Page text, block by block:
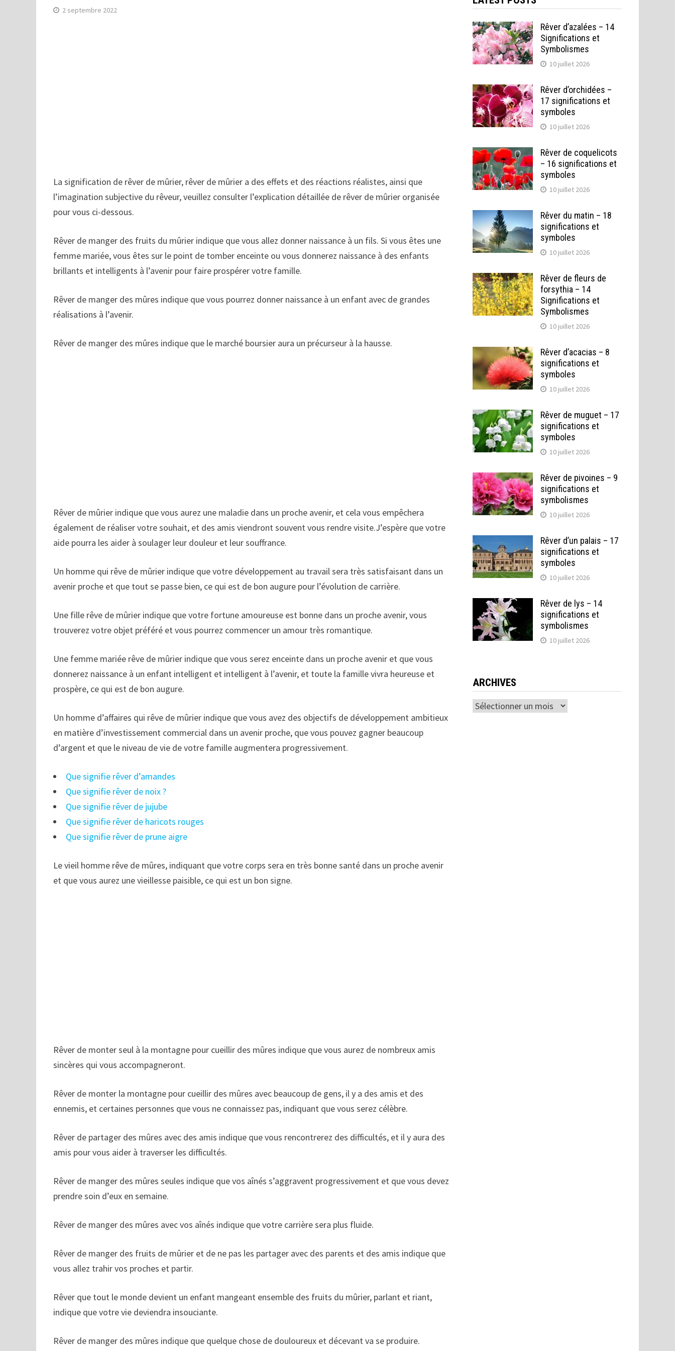
2 septembre 2022
La signification de rêver de mûrier, rêver de mûrier a des effets et des réactions réalistes, ainsi que
l’imagination subjective du rêveur, veuillez consulter l’explication détaillée de rêver de mûrier organisée
pour vous ci-dessous.
Rêver de manger des fruits du mûrier indique que vous allez donner naissance à un fils. Si vous êtes une
femme mariée, vous êtes sur le point de tomber enceinte ou vous donnerez naissance à des enfants
brillants et intelligents à l’avenir pour faire prospérer votre famille.
Rêver de manger des mûres indique que vous pourrez donner naissance à un enfant avec de grandes
réalisations à l’avenir.
Rêver de manger des mûres indique que le marché boursier aura un précurseur à la hausse.
Rêver de mûrier indique que vous aurez une maladie dans un proche avenir, et cela vous empêchera
également de réaliser votre souhait, et des amis viendront souvent vous rendre visite.J’espère que votre
aide pourra les aider à soulager leur douleur et leur souffrance.
Un homme qui rêve de mûrier indique que votre développement au travail sera très satisfaisant dans un
avenir proche et que tout se passe bien, ce qui est de bon augure pour l’évolution de carrière.
Une fille rêve de mûrier indique que votre fortune amoureuse est bonne dans un proche avenir, vous
trouverez votre objet préféré et vous pourrez commencer un amour très romantique.
Une femme mariée rêve de mûrier indique que vous serez enceinte dans un proche avenir et que vous
donnerez naissance à un enfant intelligent et intelligent à l’avenir, et toute la famille vivra heureuse et
prospère, ce qui est de bon augure.
Un homme d’affaires qui rêve de mûrier indique que vous avez des objectifs de développement ambitieux
en matière d’investissement commercial dans un avenir proche, que vous pouvez gagner beaucoup
d’argent et que le niveau de vie de votre famille augmentera progressivement.
Que signifie rêver d’amandes
Que signifie rêver de noix ?
Que signifie rêver de jujube
Que signifie rêver de haricots rouges
Que signifie rêver de prune aigre
Le vieil homme rêve de mûres, indiquant que votre corps sera en très bonne santé dans un proche avenir
et que vous aurez une vieillesse paisible, ce qui est un bon signe.
Rêver de monter seul à la montagne pour cueillir des mûres indique que vous aurez de nombreux amis
sincères qui vous accompagneront.
Rêver de monter la montagne pour cueillir des mûres avec beaucoup de gens, il y a des amis et des
ennemis, et certaines personnes que vous ne connaissez pas, indiquant que vous serez célèbre.
Rêver de partager des mûres avec des amis indique que vous rencontrerez des difficultés, et il y aura des
amis pour vous aider à traverser les difficultés.
Rêver de manger des mûres seules indique que vos aînés s’aggravent progressivement et que vous devez
prendre soin d’eux en semaine.
Rêver de manger des mûres avec vos aînés indique que votre carrière sera plus fluide.
Rêver de manger des fruits de mûrier et de ne pas les partager avec des parents et des amis indique que
vous allez trahir vos proches et partir.
Rêver que tout le monde devient un enfant mangeant ensemble des fruits du mûrier, parlant et riant,
indique que votre vie deviendra insouciante.
Rêver de manger des mûres indique que quelque chose de douloureux et décevant va se produire.
Rêver d’azalées – 14
Significations et
Symbolismes
10 juillet 2026
Rêver d’orchidées –
17 significations et
symboles
10 juillet 2026
Rêver de coquelicots
– 16 significations et
symboles
10 juillet 2026
Rêver du matin – 18
significations et
symboles
10 juillet 2026
Rêver de fleurs de
forsythia – 14
Significations et
Symbolismes
10 juillet 2026
Rêver d’acacias – 8
significations et
symboles
10 juillet 2026
Rêver de muguet – 17
significations et
symboles
10 juillet 2026
Rêver de pivoines – 9
significations et
symbolismes
10 juillet 2026
Rêver d’un palais – 17
significations et
symboles
10 juillet 2026
Rêver de lys – 14
significations et
symbolismes
10 juillet 2026
ARCHIVES
Archives